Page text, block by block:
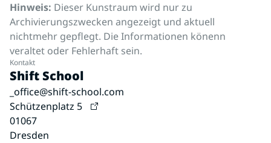
Hinweis: Dieser Kunstraum wird nur zu
Archivierungszwecken angezeigt und aktuell
nichtmehr gepflegt. Die Informationen könenn
veraltet oder Fehlerhaft sein.
Kontakt
Shift School
_office@shift-school.com
Schützenplatz 5
01067
Dresden